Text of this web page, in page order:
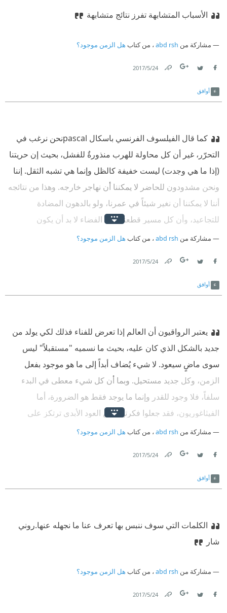
الأسباب المتشابهة تفرز نتائج متشابهة
مشاركة من abd rsh ، من كتاب هل الزمن موجود؟
24‏/5‏/2017
أوافق
كما قال الفيلسوف الفرنسي باسكال pascal
نحن نرغب في
التحرّر، غير أن كل محاولة للهرب منذورةٌ للفشل، بحيث إن حريتنا
(إذا ما هي وجدت) ليست خفيفة كالظل وإنما هي تشبه الثقل. إننا
ونحن مشدودون للحاضر لا يمكننا أن نهاجر خارجه. وهذا من نتائجه
أننا لا يمكننا أن نغير شيئاً في عمرنا، ولو بالدهون المضادة
للتجاعيد، وأن كل مسير قطعناه في الفضاء لا بد أن يكون
مستهلكاً للزمن chronophage. بعبارة أوضح، فإن الرواح والإياب
مشاركة من abd rsh ، من كتاب هل الزمن موجود؟
24‏/5‏/2017
أوافق
يعتبر الرواقيون أن العالم إذا تعرض للفناء فذلك لكي يولد من
جديد بالشكل الذي كان عليه، بحيث ما نسميه "مستقبلاً" ليس
سوى ماضٍ سيعود. لا شيء يُضاف أبداً إلى ما هو موجود بفعل
الزمن، وكل جديد مستحيل. وبما أن كل شيء معطى في البدء
سلفاً، فلا وجود للقدر وإنما ما يوجد فقط هو الضرورة، أما
الفيثاغوريون، فقد جعلوا فكرتهم عن العود الأبدي ترتكز على
معطى الثورات السماوية وتوالي الفصول. وأما براهين نيتشه،
حولاً كبيراً يظهر فيه كل شيء من جديد بشكل أبدي، سواء أكان
عوض أن نكون ضحاياه.
مشاركة من abd rsh ، من كتاب هل الزمن موجود؟
24‏/5‏/2017
أوافق
الكلمات التي سوف ننبس بها تعرف عنا ما نجهله عنها.روني
شار
مشاركة من abd rsh ، من كتاب هل الزمن موجود؟
24‏/5‏/2017